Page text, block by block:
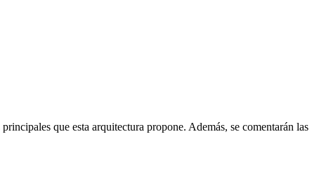
que esta arquitectura propone. Además, se comentarán las